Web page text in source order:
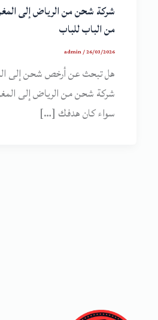
شركة شحن من الرياض إلى
من الباب للباب
admin/26/03/2026
هل تبحث عن أرخص شحن إلى
شركة شحن من الرياض إلى
سواء كان هدفك […]